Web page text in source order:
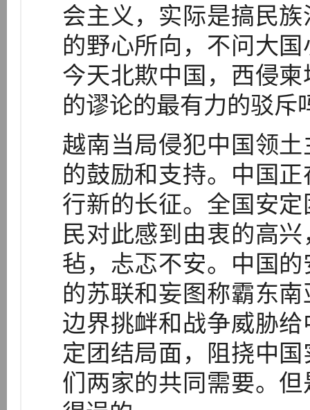
会主义，实际是搞民
的野心所向，不问大
今天北欺中国，西侵
的谬论的最有力的驳斥
越南当局侵犯中国领
的鼓励和支持。中国
行新的长征。全国安
民对此感到由衷的高
毡，忐忑不安。中国
的苏联和妄图称霸东
边界挑衅和战争威胁
定团结局面，阻挠中
们两家的共同需要。